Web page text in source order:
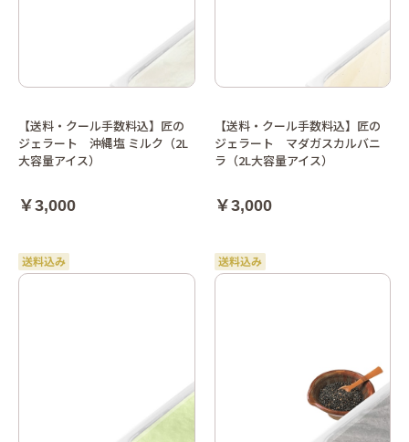
【送料・クール手数料込】匠の
ジェラート 沖縄塩 ミルク（2L
大容量アイス）
￥3,000
【送料・クール手数料込】匠の
ジェラート マダガスカルバニ
ラ（2L大容量アイス）
￥3,000